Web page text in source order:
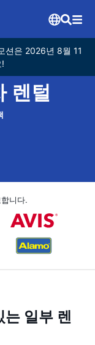
션은 2026년 8월 11
렌털
니다.
는 일부 렌